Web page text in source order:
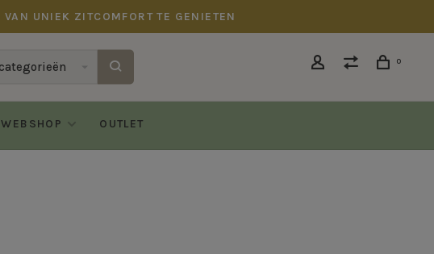
UNIEK ZITCOMFORT TE GENIETEN
0
WEBSHOP OUTLET